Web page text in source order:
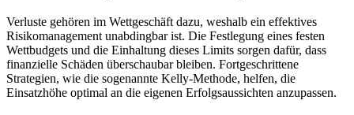
Verluste gehören im Wettgeschäft dazu, weshalb ein effektives
Risikomanagement unabdingbar ist. Die Festlegung eines festen
Wettbudgets und die Einhaltung dieses Limits sorgen dafür, dass
finanzielle Schäden überschaubar bleiben. Fortgeschrittene
Strategien, wie die sogenannte Kelly-Methode, helfen, die
Einsatzhöhe optimal an die eigenen Erfolgsaussichten anzupassen.